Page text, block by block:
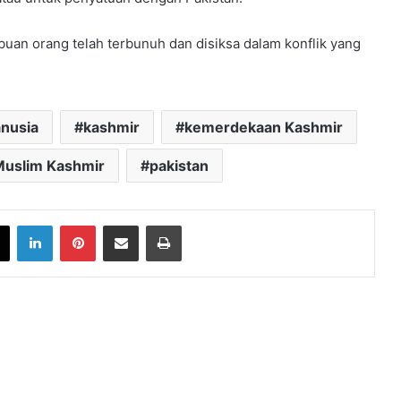
orang telah terbunuh dan disiksa dalam konflik yang
kashmir kemerdekaan Kashmir
Kashmir pakistan
X LinkedInPinterestShare via Email Print